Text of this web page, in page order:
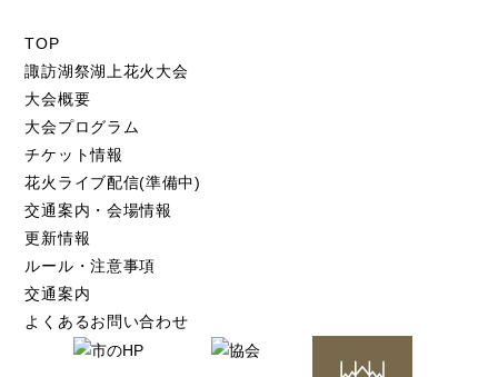
TOP
諏訪湖祭湖上花火大会
大会概要
大会プログラム
チケット情報
花火ライブ配信(準備中)
交通案内・会場情報
更新情報
ルール・注意事項
交通案内
よくあるお問い合わせ